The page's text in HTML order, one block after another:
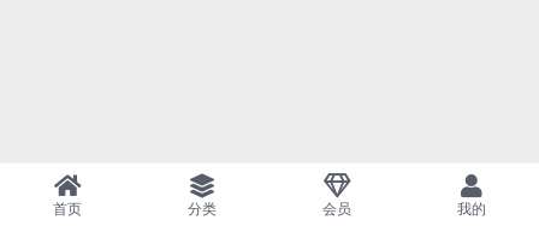
首页 分类 会员 我的